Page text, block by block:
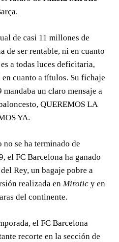
de casi 11 millones de
de ser rentable, ni en cuanto
a todas luces deficitaria,
cuanto a títulos. Su fichaje
un claro mensaje a
QUEREMOS LA
YA.
no se ha terminado de
el FC Barcelona ha ganado
Rey, un bagaje pobre a
realizada en Mirotic y en
del continente.
el FC Barcelona
recorte en la sección de